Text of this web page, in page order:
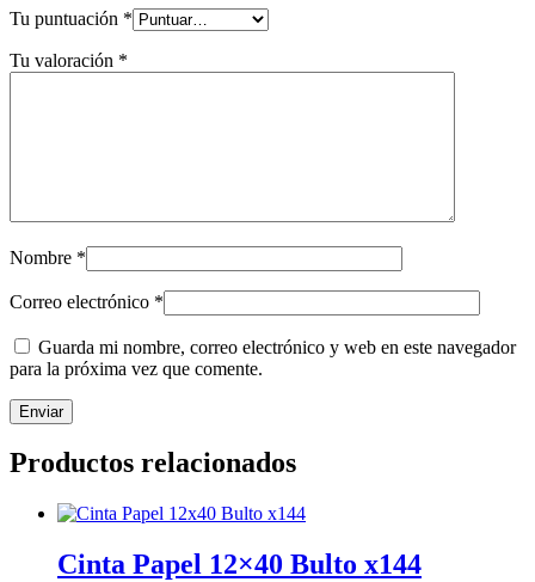
Tu puntuación *
Tu valoración *
Nombre *
Correo electrónico *
Guarda mi nombre, correo electrónico y web en este navegador
para la próxima vez que comente.
Productos relacionados
Cinta Papel 12×40 Bulto x144